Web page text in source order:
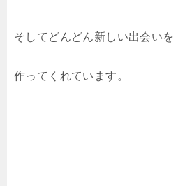
そしてどんどん新しい出会いを
作ってくれています。